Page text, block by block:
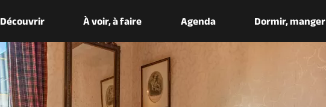
Découvrir À voir, à faire Agenda Dormir, manger